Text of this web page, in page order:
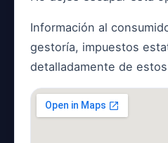
Información al
gestoría, impuestos
detalladamente de